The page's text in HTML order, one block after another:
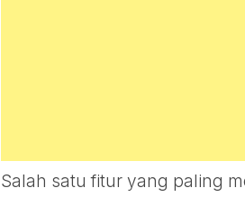
Salah satu fitur yang paling